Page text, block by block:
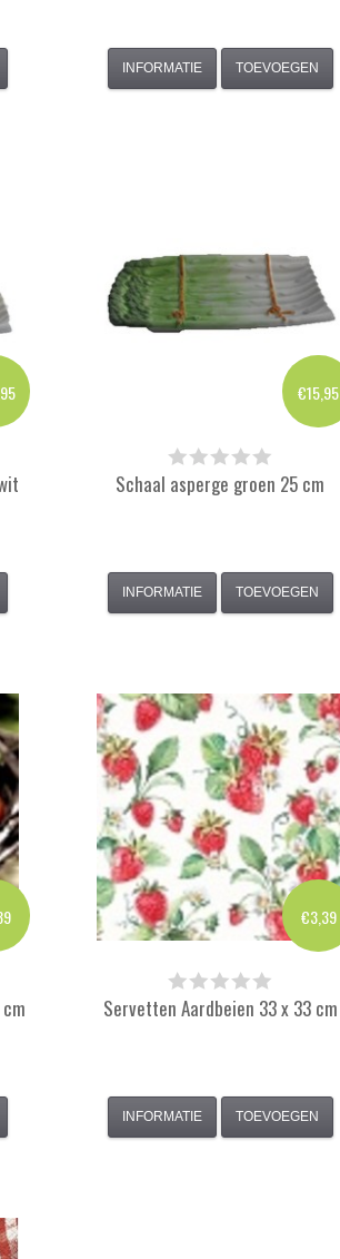
INFORMATIE TOEVOEGEN
€15,95
Schaal asperge groen 25 cm
INFORMATIE TOEVOEGEN
€3,39
Servetten Aardbeien 33 x 33 cm
INFORMATIE TOEVOEGEN